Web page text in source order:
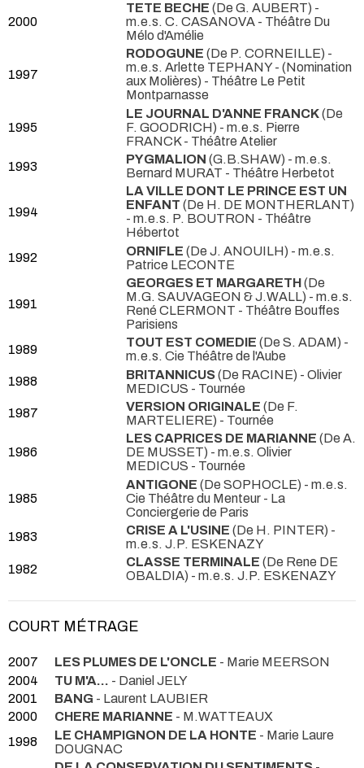
2000
TETE BECHE (De G. AUBERT) -
m.e.s. C. CASANOVA - Théâtre Du
Mélo d'Amélie
1997
RODOGUNE (De P. CORNEILLE) -
m.e.s. Arlette TEPHANY - (Nomination
aux Molières) - Théâtre Le Petit
Montparnasse
1995
LE JOURNAL D'ANNE FRANCK(De
F. GOODRICH) - m.e.s. Pierre
FRANCK- Théâtre Atelier
1993
PYGMALION (G.B.SHAW) - m.e.s.
Bernard MURAT - Théâtre Herbetot
1994
LA VILLE DONT LE PRINCE EST UN
ENFANT (De H. DE MONTHERLANT)
- m.e.s. P. BOUTRON - Théâtre
Hébertot
1992
ORNIFLE (De J. ANOUILH) - m.e.s.
Patrice LECONTE
1991
GEORGES ET MARGARETH(De
M.G. SAUVAGEON & J.WALL) - m.e.s.
René CLERMONT - Théâtre Bouffes
Parisiens
1989
TOUT EST COMEDIE (De S. ADAM) -
m.e.s. Cie Théâtre de l'Aube
1988
BRITANNICUS(De RACINE) - Olivier
MEDICUS - Tournée
1987
VERSION ORIGINALE (De F.
MARTELIERE) - Tournée
1986
LES CAPRICES DE MARIANNE (De A.
DE MUSSET) - m.e.s. Olivier
MEDICUS - Tournée
1985
ANTIGONE (De SOPHOCLE) - m.e.s.
Cie Théâtre du Menteur - La
Conciergerie de Paris
1983
CRISE A L'USINE (De H. PINTER) -
m.e.s. J.P. ESKENAZY
1982
CLASSE TERMINALE (De Rene DE
OBALDIA) - m.e.s. J.P. ESKENAZY
COURT MÉTRAGE
2007 LES PLUMES DE L'ONCLE - Marie MEERSON
2004
TU M'A... - Daniel JELY
2001
BANG - Laurent LAUBIER
2000
CHERE MARIANNE - M.WATTEAUX
1998
LE CHAMPIGNON DE LA HONTE - Marie Laure
DOUGNAC